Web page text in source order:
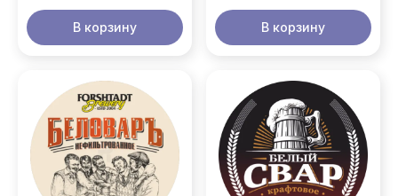
В корзину В корзину